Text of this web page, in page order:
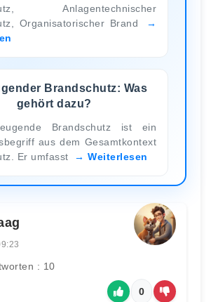
Anlagentechnischer
Organisatorischer Brand
Brandschutz: Was
gehört dazu?
Brandschutz ist ein
aus dem Gesamtkontext
Er umfasst
Weiterlesen
: 10
0